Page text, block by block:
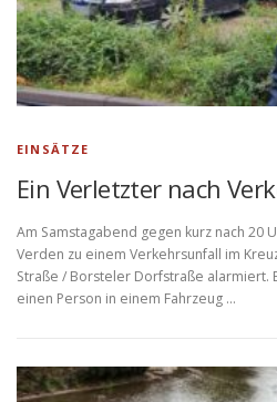
EINSÄTZE
Ein Verletzter nach
Am Samstagabend gegen kurz nach
Verden zu einem Verkehrsunfall im
Straße / Borsteler Dorfstraße alarmiert.
einen Person in einem Fahrzeug …